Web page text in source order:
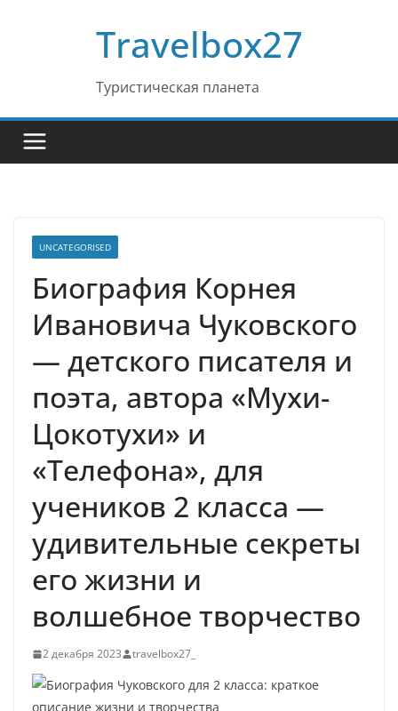
Travelbox27
Туристическая планета
UNCATEGORISED
Биография Корнея
Ивановича Чуковского
— детского писателя и
поэта, автора «Мухи-
Цокотухи» и
«Телефона», для
учеников 2 класса —
удивительные секреты
его жизни и
волшебное творчество
2 декабря 2023 travelbox27_